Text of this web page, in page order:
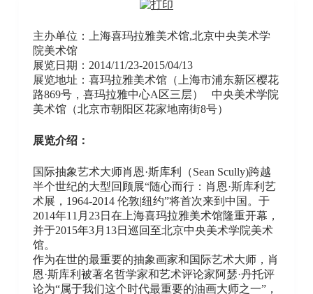
主办单位：上海喜玛拉雅美术馆,北京中央美术学
院美术馆
展览日期：2014/11/23-2015/04/13
展览地址：喜玛拉雅美术馆（上海市浦东新区樱花
路869号，喜玛拉雅中心A区三层） 中央美术学院
美术馆（北京市朝阳区花家地南街8号）
展览介绍：
国际抽象艺术大师肖恩·斯库利（Sean Scully)跨越
半个世纪的大型回顾展“随心而行：肖恩·斯库利艺
术展，1964-2014 伦敦|纽约”将首次来到中国。于
2014年11月23日在上海喜玛拉雅美术馆隆重开幕，
并于2015年3月13日巡回至北京中央美术学院美术
馆。
作为在世的最重要的抽象画家和国际艺术大师，肖
恩·斯库利被著名哲学家和艺术评论家阿瑟·丹托评
论为“属于我们这个时代最重要的油画大师之一”，